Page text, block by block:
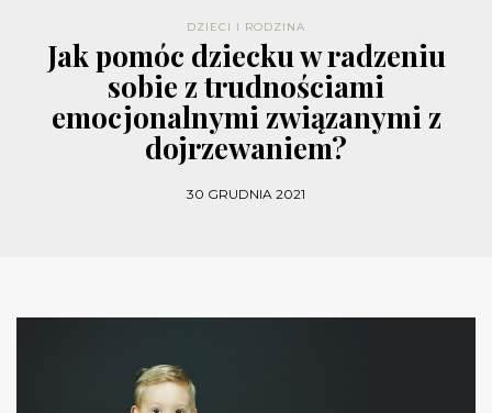
DZIECI I RODZINA
Jak pomóc dziecku w radzeniu
sobie z trudnościami
emocjonalnymi związanymi z
dojrzewaniem?
30 GRUDNIA 2021